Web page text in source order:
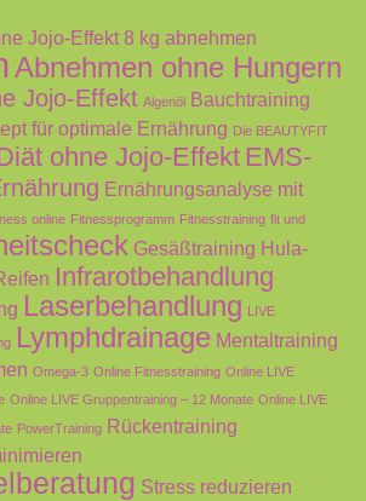
Jojo-Effekt 8 kg abnehmen
Abnehmen ohne Hungern
Jojo-Effekt Algenöl Bauchtraining
für optimale Ernährung Die BEAUTYFIT
ohne Jojo-Effekt EMS-
Ernährungsanalyse mit
online Fitnessprogramm Fitnesstraining fit und
Gesäßtraining Hula-
Infrarotbehandlung
Laserbehandlung LIVE
Lymphdrainage Mentaltraining
Omega-3 Online Fitnesstraining Online LIVE
Online LIVE Gruppentraining – 12 Monate Online LIVE
PowerTraining Rückentraining
Stress reduzieren